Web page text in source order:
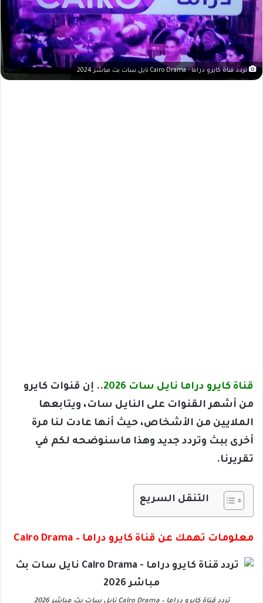
تردد قناة كايرو دراما - Cairo Drama نايل سات بث مباشر 2024
قناة كايرو دراما نايل سات 2026
.. إن قنوات كايرو
من أشهر القنوات على النايل سات، ويتابعها
الملايين من الأشخاص، حيث أنها عادت لنا مرة
أخرى ببث وتردد جديد وهذا ماسنوضحه لكم في
تقريرنا.
التنقل السريع
معلومات تهمك عن قناة كايرو دراما – Cairo Drama